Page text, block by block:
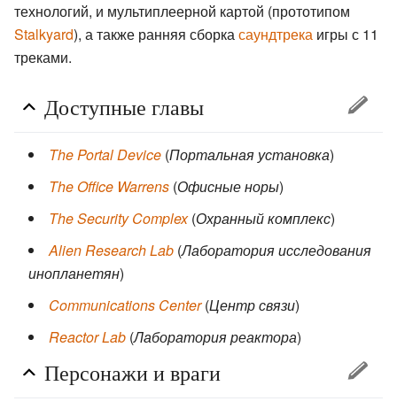
технологий, и мультиплеерной картой (прототипом
Stalkyard), а также ранняя сборкасаундтрека игры с 11
треками.
Доступные главы
The Portal Device (Портальная установка)
The Office Warrens (Офисные норы)
The Security Complex(Охранный комплекс)
Alien Research Lab (Лаборатория исследования
инопланетян)
Communications Center(Центр связи)
Reactor Lab (Лаборатория реактора)
Персонажи и враги